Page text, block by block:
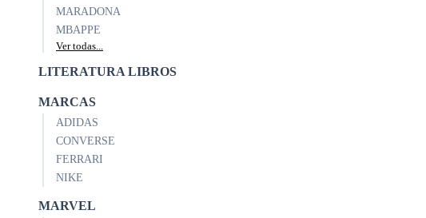
MARADONA
MBAPPE
Ver todas...
LITERATURA LIBROS
MARCAS
ADIDAS
CONVERSE
FERRARI
NIKE
MARVEL